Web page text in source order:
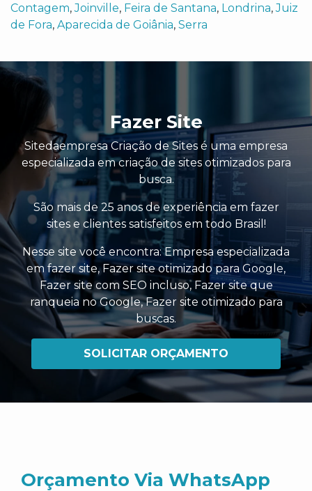
Contagem,Joinville, Feira de Santana, Londrina,Juiz
de Fora, Aparecida de Goiânia, Serra
Fazer Site
Sitedaempresa Criação de Sites é uma empresa
especializada em criação de sites otimizados para
busca.
São mais de 25 anos de experiência em fazer
sites e clientes satisfeitos em todo Brasil!
Nesse site você encontra:Empresa especializada
em fazer site,Fazer site otimizado para Google,
Fazer site com SEO incluso, Fazer site que
ranqueia no Google,Fazer site otimizado para
buscas.
SOLICITAR ORÇAMENTO
Orçamento Via WhatsApp